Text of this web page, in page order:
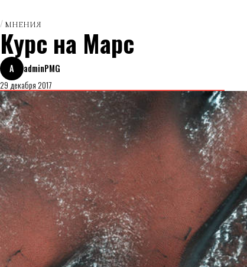
МНЕНИЯ
Курс на Марс
A
adminPMG
29 декабря 2017